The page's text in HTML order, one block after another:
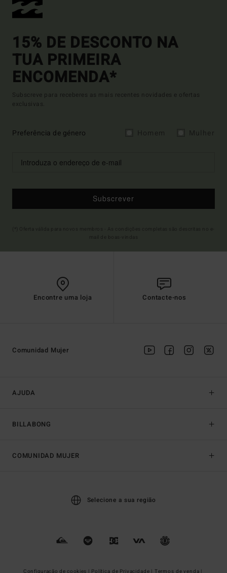
15% DE DESCONTO NA
TUA PRIMEIRA
ENCOMENDA*
Subscreve para receberes as mais recentes novidades e ofertas
exclusivas.
Preferência de género
Subscrever
Encontre uma loja Contacte-nos
AJUDA
BILLABONG
Comunidad Mujer
COMUNIDAD MUJER
Selecione a sua região
Configuração de cookies | Política de Privacidade | Termos de venda |